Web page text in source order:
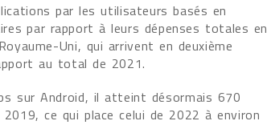
par les utilisateurs basés en
par rapport à leurs dépenses totales en
Uni, qui arrivent en deuxième
au total de 2021.
sur Android, il atteint désormais 670
ce qui place celui de 2022 à environ